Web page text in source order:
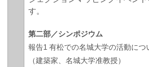
す。
第二部／シンポジウム
報告1 有松での名城大学の活動につ
（建築家、名城大学准教授）